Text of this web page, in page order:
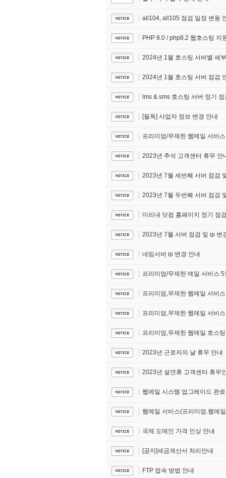
all104, all105 점검 일정 변동
PHP 8.0 / php8.2 웹호스팅 지
2024년 1월 호스팅 서버별 세
2024년 1월 호스팅 서버 점검
lms & sms 호스팅 서버 정기
[필독] 사업자 정보 변경 안내
프리미엄/무제한 웹메일 서비
2023년 추석 고객센터 휴무 안
2023년 7월 세번째 서버 점검
2023년 7월 두번째 서버 점검
미리내 닷컴 홈페이지 정기 점
2023년 7월 서버 점검 및 ip 변
네임서버 ip 변경 안내
프리미엄/무제한 메일 서비스
프리미엄,무제한 웹메일 서비
프리미엄,무제한 웹메일 서비
프리미엄,무제한 웹메일 호스
2023년 근로자의 날 휴무 안내
2023년 설연휴 고객센터 휴무
웹메일 시스템 업그레이드 완료
웹메일 서비스(프리미엄.웹메
국제 도메인 가격 인상 안내
[공지]세금계산서 처리안내
FTP 접속 방법 안내